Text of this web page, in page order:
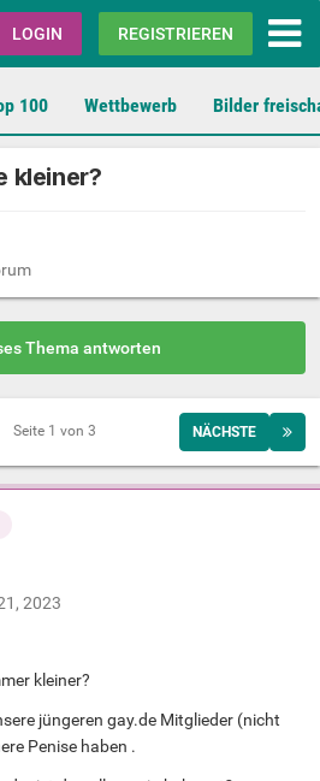
LOGIN REGISTRIEREN
100 Wettbewerb Bilder
kleiner?
Thema antworten
NÄCHSTE
Seite 1 von 3
2023
kleiner?
jüngeren gay.de Mitglieder (nicht
Penise haben .